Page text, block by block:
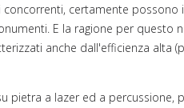
certamente possono
E la ragione per questo
anche dall'efficienza alta
pietra a lazer ed a